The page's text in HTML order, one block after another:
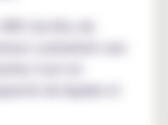
Lila Kiss de
souhaitant une
tout en
de liquide et